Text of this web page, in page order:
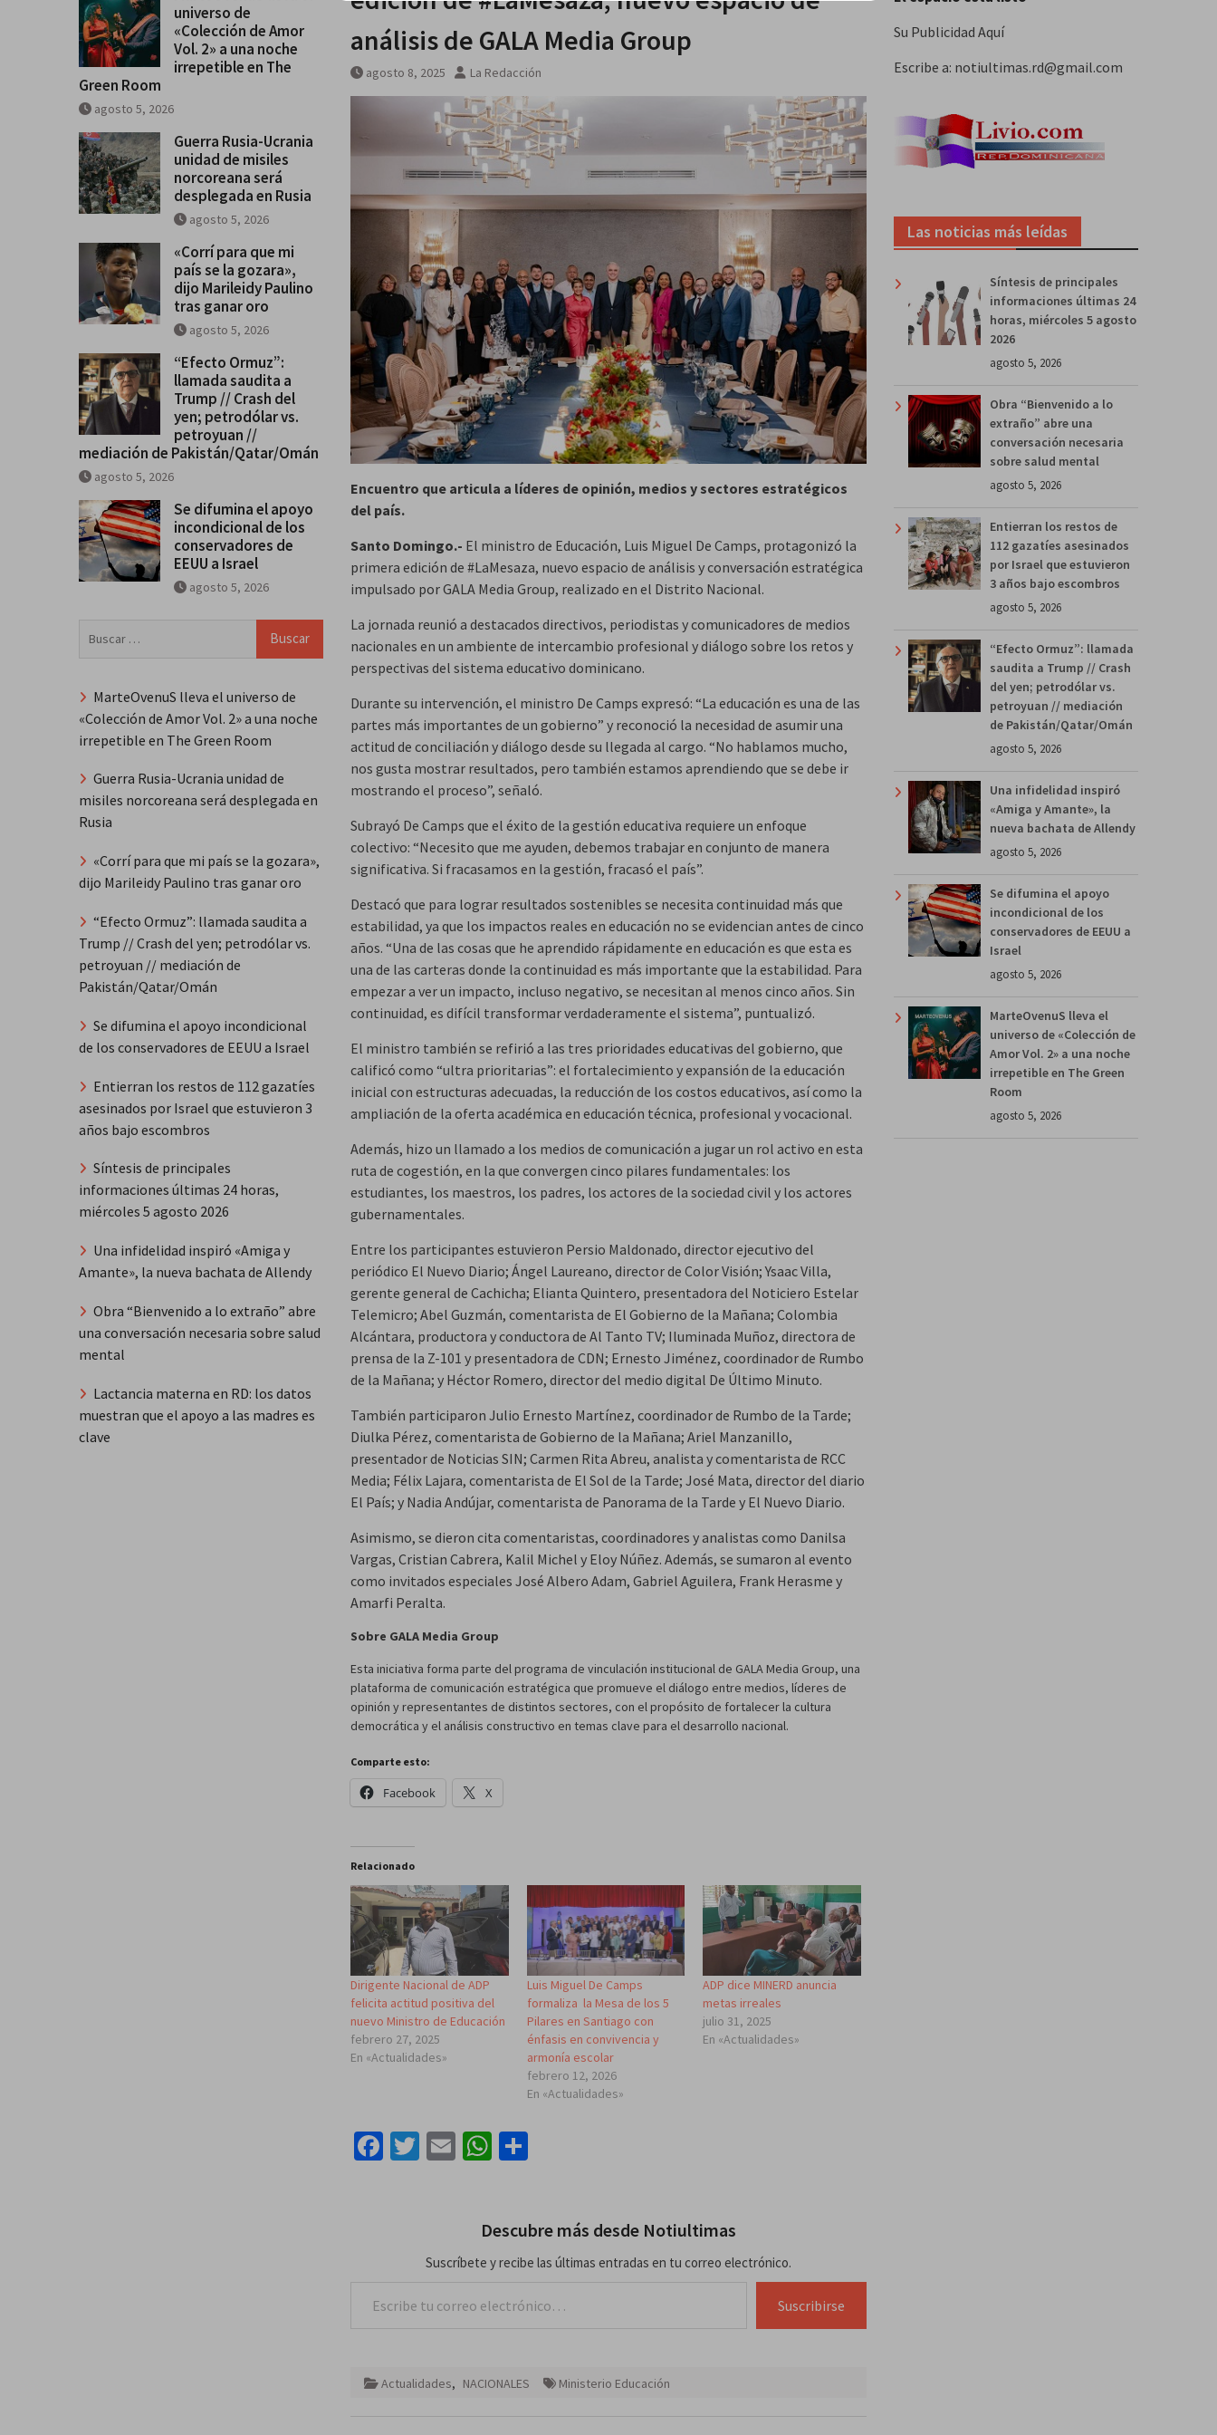
«Colección de Amor Vol. 2» a una noche
irrepetible en The Green Roomanálisis de GALA Media Group
agosto 8, 2025 La Redacción
Encuentro que articula a líderes de opinión, medios y sectores estratégicos
del país.
Santo Domingo.- El ministro de Educación, Luis Miguel De Camps, protagonizó la
primera edición de #LaMesaza, nuevo espacio de análisis y conversación estratégica
impulsado por GALA Media Group, realizado en el Distrito Nacional.
La jornada reunió a destacados directivos, periodistas y comunicadores de medios
nacionales en un ambiente de intercambio profesional y diálogo sobre los retos y
perspectivas del sistema educativo dominicano.
Durante su intervención, el ministro De Camps expresó: “La educación es una de las
partes más importantes de un gobierno” y reconoció la necesidad de asumir una
actitud de conciliación y diálogo desde su llegada al cargo. “No hablamos mucho,
nos gusta mostrar resultados, pero también estamos aprendiendo que se debe ir
mostrando el proceso”, señaló.
Subrayó De Camps que el éxito de la gestión educativa requiere un enfoque
colectivo: “Necesito que me ayuden, debemos trabajar en conjunto de manera
significativa. Si fracasamos en la gestión, fracasó el país”.
Destacó que para lograr resultados sostenibles se necesita continuidad más que
estabilidad, ya que los impactos reales en educación no se evidencian antes de cinco
años. “Una de las cosas que he aprendido rápidamente en educación es que esta es
una de las carteras donde la continuidad es más importante que la estabilidad. Para
empezar a ver un impacto, incluso negativo, se necesitan al menos cinco años. Sin
continuidad, es difícil transformar verdaderamente el sistema”, puntualizó.
El ministro también se refirió a las tres prioridades educativas del gobierno, que
calificó como “ultra prioritarias”: el fortalecimiento y expansión de la educación
inicial con estructuras adecuadas, la reducción de los costos educativos, así como la
ampliación de la oferta académica en educación técnica, profesional y vocacional.
Además, hizo un llamado a los medios de comunicación a jugar un rol activo en esta
ruta de cogestión, en la que convergen cinco pilares fundamentales: los
estudiantes, los maestros, los padres, los actores de la sociedad civil y los actores
gubernamentales.
Entre los participantes estuvieron Persio Maldonado, director ejecutivo del
periódico El Nuevo Diario; Ángel Laureano, director de Color Visión; Ysaac Villa,
gerente general de Cachicha; Elianta Quintero, presentadora del Noticiero Estelar
Telemicro; Abel Guzmán, comentarista de El Gobierno de la Mañana; Colombia
Alcántara, productora y conductora de Al Tanto TV; Iluminada Muñoz, directora de
prensa de la Z-101 y presentadora de CDN; Ernesto Jiménez, coordinador de Rumbo
de la Mañana; y Héctor Romero, director del medio digital De Último Minuto.
También participaron Julio Ernesto Martínez, coordinador de Rumbo de la Tarde;
Diulka Pérez, comentarista de Gobierno de la Mañana; Ariel Manzanillo,
presentador de Noticias SIN; Carmen Rita Abreu, analista y comentarista de RCC
Media; Félix Lajara, comentarista de El Sol de la Tarde; José Mata, director del diario
El País; y Nadia Andújar, comentarista de Panorama de la Tarde y El Nuevo Diario.
Asimismo, se dieron cita comentaristas, coordinadores y analistas como Danilsa
Vargas, Cristian Cabrera, Kalil Michel y Eloy Núñez. Además, se sumaron al evento
como invitados especiales José Albero Adam, Gabriel Aguilera, Frank Herasme y
Amarfi Peralta.
Sobre GALA Media Group
Esta iniciativa forma parte del programa de vinculación institucional de GALA Media Group, una
plataforma de comunicación estratégica que promueve el diálogo entre medios, líderes de
opinión y representantes de distintos sectores, con el propósito de fortalecer la cultura
democrática y el análisis constructivo en temas clave para el desarrollo nacional.
Comparte esto:
Facebook X
Relacionado
Dirigente Nacional de ADP
felicita actitud positiva del
nuevo Ministro de Educación
febrero 27, 2025
En «Actualidades»
Luis Miguel De Camps
formaliza la Mesa de los 5
Pilares en Santiago con
énfasis en convivencia y
armonía escolar
febrero 12, 2026
En «Actualidades»
ADP dice MINERD anuncia
metas irreales
julio 31, 2025
En «Actualidades»
Facebook
Twitter
EmailWhatsApp
Descubre más desde Notiultimas
Suscríbete y recibe las últimas entradas en tu correo electrónico.
Suscribirse
Actualidades, NACIONALES Ministerio Educación
Su Publicidad Aquí
Escribe a: notiultimas.rd@gmail.com
Las noticias más leídas
Síntesis de principales
informaciones últimas 24
horas, miércoles 5 agosto
2026
agosto 5, 2026
Obra “Bienvenido a lo
extraño” abre una
conversación necesaria
sobre salud mental
agosto 5, 2026
Entierran los restos de
112 gazatíes asesinados
por Israel que estuvieron
3 años bajo escombros
agosto 5, 2026
“Efecto Ormuz”: llamada
saudita a Trump // Crash
del yen; petrodólar vs.
petroyuan // mediación
de Pakistán/Qatar/Omán
agosto 5, 2026
Una infidelidad inspiró
«Amiga y Amante», la
nueva bachata de Allendy
agosto 5, 2026
Se difumina el apoyo
incondicional de los
conservadores de EEUU a
Israel
agosto 5, 2026
MarteOvenuS lleva el
universo de «Colección de
Amor Vol. 2» a una noche
irrepetible en The Green
Room
agosto 5, 2026
universo de
«Colección de Amor
Vol. 2» a una noche
irrepetible en The
Green Room
agosto 5, 2026
Guerra Rusia-Ucrania
unidad de misiles
norcoreana será
desplegada en Rusia
agosto 5, 2026
«Corrí para que mi
país se la gozara»,
dijo Marileidy Paulino
tras ganar oro
agosto 5, 2026
“Efecto Ormuz”:
llamada saudita a
Trump // Crash del
yen; petrodólar vs.
petroyuan //
mediación de Pakistán/Qatar/Omán
agosto 5, 2026
Se difumina el apoyo
incondicional de los
conservadores de
EEUU a Israel
agosto 5, 2026
MarteOvenuS lleva el universo de
«Colección de Amor Vol. 2» a una noche
irrepetible en The Green Room
Guerra Rusia-Ucrania unidad de
misiles norcoreana será desplegada en
Rusia
«Corrí para que mi país se la gozara»,
dijo Marileidy Paulino tras ganar oro
“Efecto Ormuz”: llamada saudita a
Trump // Crash del yen; petrodólar vs.
petroyuan // mediación de
Pakistán/Qatar/Omán
Se difumina el apoyo incondicional
de los conservadores de EEUU a Israel
Entierran los restos de 112 gazatíes
asesinados por Israel que estuvieron 3
años bajo escombros
Síntesis de principales
informaciones últimas 24 horas,
miércoles 5 agosto 2026
Una infidelidad inspiró «Amiga y
Amante», la nueva bachata de Allendy
Obra “Bienvenido a lo extraño” abre
una conversación necesaria sobre salud
mental
Lactancia materna en RD: los datos
muestran que el apoyo a las madres es
clave